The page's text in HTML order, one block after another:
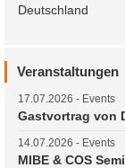
Deutschland
Veranstaltungen
17.07.2026 - Events
Gastvortrag von
14.07.2026 - Events
MIBE & COS